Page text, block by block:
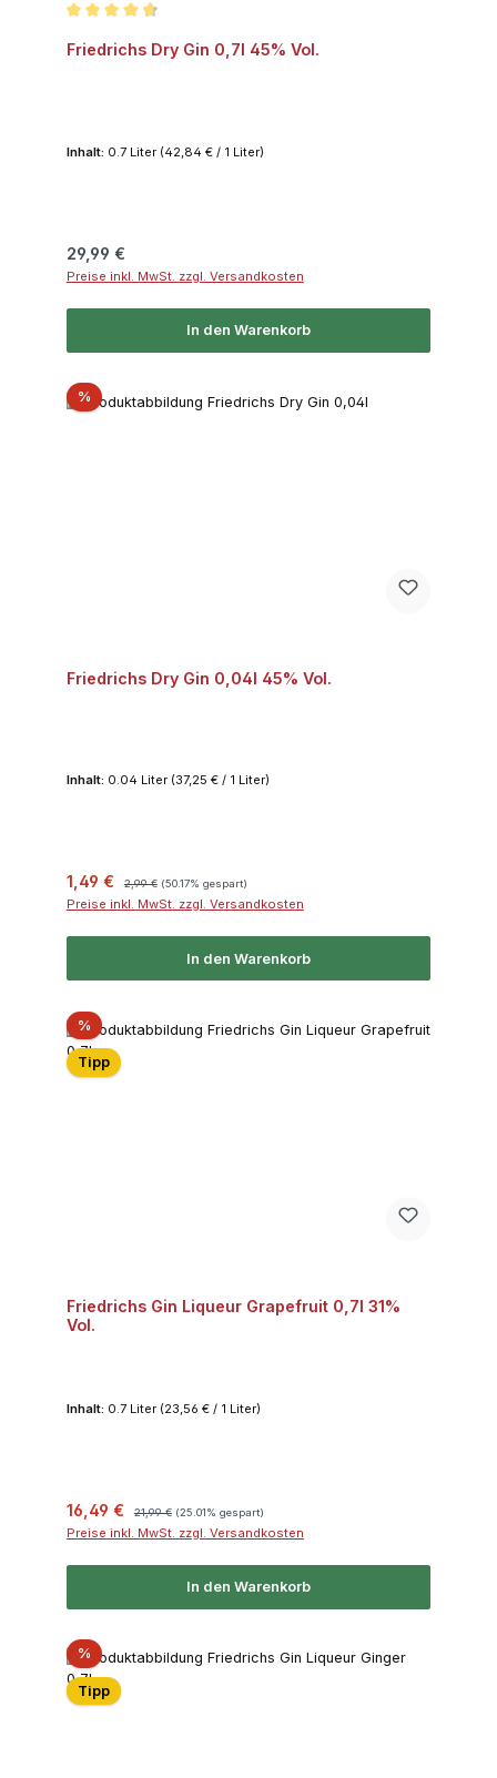
Friedrichs Dry Gin 0,7l 45% Vol.
Inhalt: 0.7 Liter (42,84 € / 1 Liter)
Regulärer Preis:
29,99 €
Preise inkl. MwSt. zzgl. Versandkosten
In den Warenkorb
%Rabatt
Friedrichs Dry Gin 0,04l 45% Vol.
Inhalt: 0.04 Liter (37,25 € / 1 Liter)
Verkaufspreis:
1,49 € 2,99 € (50.17% gespart)
Preise inkl. MwSt. zzgl. Versandkosten
In den Warenkorb
%Rabatt
Tipp
Friedrichs Gin Liqueur Grapefruit 0,7l 31%
Vol.
Inhalt: 0.7 Liter (23,56 € / 1 Liter)
Verkaufspreis:
16,49 € 21,99 € (25.01% gespart)
Preise inkl. MwSt. zzgl. Versandkosten
In den Warenkorb
%Rabatt
Tipp